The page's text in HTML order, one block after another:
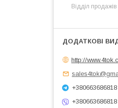
Відділ продажів
http://
+380663686818
+380663686818